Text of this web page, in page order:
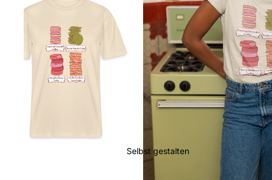
Selbst gestalten